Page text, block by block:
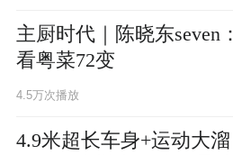
主厨时代｜陈晓东seven：
看粤菜72变
4.5万次播放
4.9米超长车身+运动大溜